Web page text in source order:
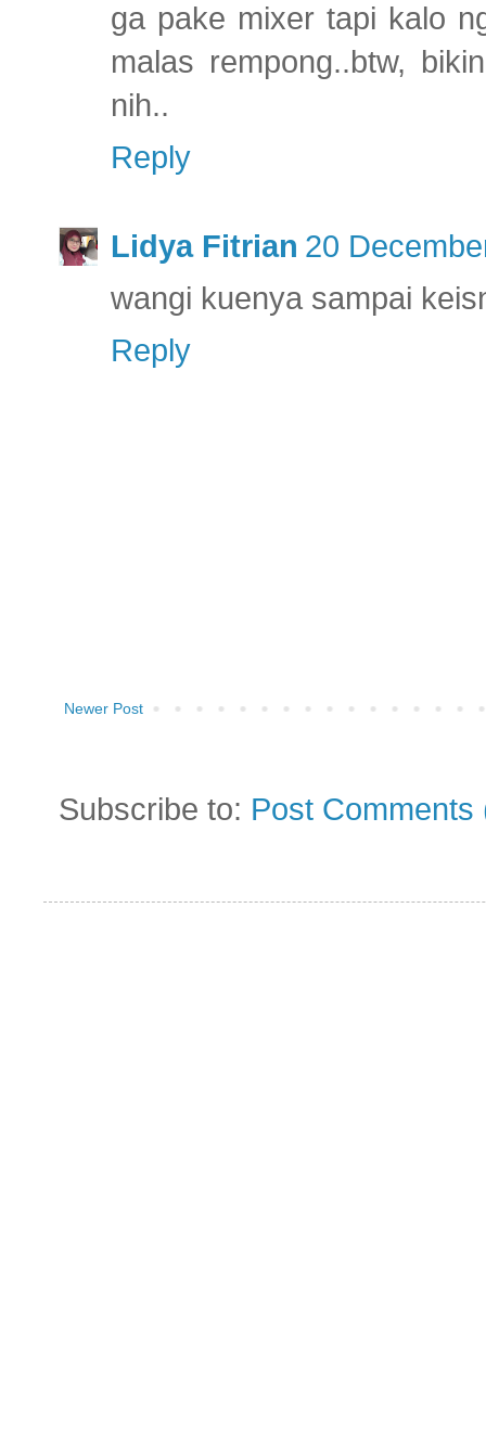
ga pake mixer tapi kalo
malas rempong..btw,
nih..
Reply
Lidya Fitrian 20
wangi kuenya sampai
Reply
Newer Post
Subscribe to: Post Comments